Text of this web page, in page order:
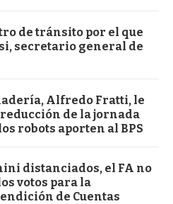
de tránsito por el que
secretario general de
Alfredo Fratti, le
de la jornada
robots aporten al BPS
distanciados, el FA no
votos para la
de Cuentas